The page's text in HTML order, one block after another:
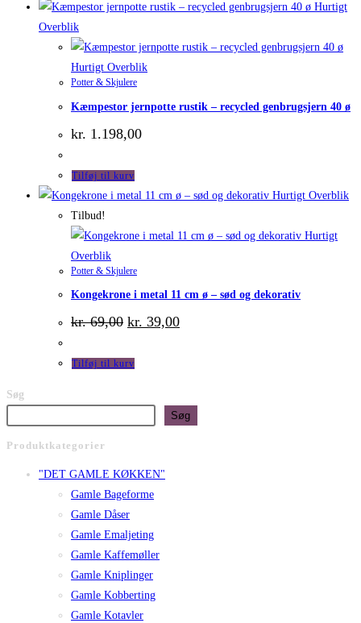
Hurtigt
Overblik
Hurtigt Overblik
Potter & Skjulere
Kæmpestor jernpotte rustik – recycled genbrugsjern 40 ø
kr. 1.198,00
Tilføj til kurv
Hurtigt Overblik
Tilbud!
Hurtigt
Overblik
Potter & Skjulere
Kongekrone i metal 11 cm ø – sød og dekorativ
kr.69,00 Den
oprindelige
var:
kr. 39,00Den
aktuelle
Tilføj til kurv
Søg
Søg
Produktkategorier
"DET GAMLE KØKKEN"
Gamle Bageforme
Gamle Dåser
Gamle Emaljeting
Gamle Kaffemøller
Gamle Kniplinger
Gamle Kobberting
Gamle Kotavler